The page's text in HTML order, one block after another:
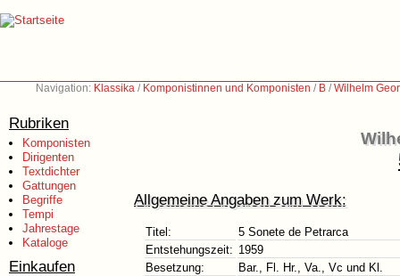
Navigation: Klassika / Komponistinnen und Komponisten / B /Wilhelm
Rubriken
Komponisten
Dirigenten
Textdichter
Gattungen
Begriffe
Tempi
Jahrestage
Kataloge
Einkaufen
Allgemeine Angaben zum Werk:
Titel:
5 Sonete de Petrarca
Entstehungszeit: 1959
Besetzung:
Bar., Fl. Hr., Va., Vc und Kl.